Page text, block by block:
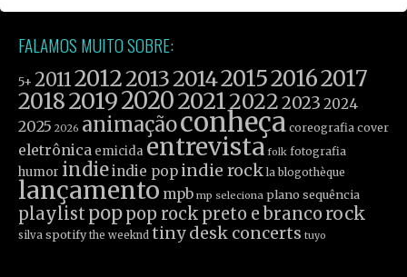
FALAMOS MUITO SOBRE:
5+ 2011201220132014201520162017
201820192020202120222023 2024
2025 2026 animaçãoconheça coreografia cover
eletrônica emicida entrevista folk fotografia
humor indieindie pop indie rock la blogothèque
lançamento mpb mp seleciona plano sequência
playlist poppop rock preto e branco rock
silva spotify the weeknd tiny desk concerts tuyo